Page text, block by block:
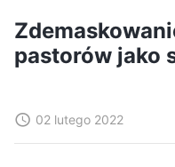
pastorów jako
02 lutego 2022